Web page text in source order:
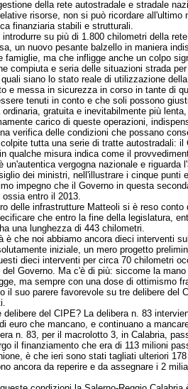
della rete autostradale e stradale
risorse, non si può ricordare
finanziaria stabili e strutturali.
su più di 1.800 chilometri della
un nuovo pesante balzello in maniera
famiglie, ma che infligge anche un colpo
compiuta e seria delle situazioni strada
siano lo stato reale di utilizzazione
e messa in sicurezza in corso in tante di
tenuti in conto e che soli possono
gratuita e inevitabilmente più
carico di queste operazioni,
verifica delle condizioni che possano
tutta una serie di tratte autostradali:
qualche misura indica come il
un'autentica vergogna nazionale e riguarda
dei ministri, nell'illustrare i cinque
impegno che il Governo in questa
entro il 2013.
delle infrastrutture Matteoli si è reso
che entro la fine della legislatura,
una lunghezza di 443 chilometri.
è che noi abbiamo ancora dieci interventi
iniziale, un meroprogetto
dieci interventi per circa 70 chilometri
Governo. Ma c'è di più: siccome la
ma sempre con una dose di ottimismo
il suo parere favorevole su tre delibere
del CIPE? La delibera n. 83
euro che mancano, e continuano a
n. 83, per il macrolotto 3, in Calabria,
il finanziamento che era di 113 milioni
è che ieri sono stati tagliati ulteriori
ancora da reperire e da assegnare i 2